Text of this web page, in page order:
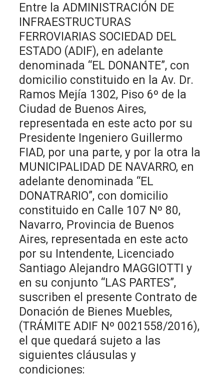
Entre la ADMINISTRACIÓN DE
INFRAESTRUCTURAS
FERROVIARIAS SOCIEDAD DEL
ESTADO (ADIF), en adelante
denominada “EL DONANTE”, con
domicilio constituido en la Av. Dr.
Ramos Mejía 1302, Piso 6º de la
Ciudad de Buenos Aires,
representada en este acto por su
Presidente Ingeniero Guillermo
FIAD, por una parte, y por la otra la
MUNICIPALIDAD DE NAVARRO, en
adelante denominada “EL
DONATRARIO”, con domicilio
constituido en Calle 107 Nº 80,
Navarro, Provincia de Buenos
Aires, representada en este acto
por su Intendente, Licenciado
Santiago Alejandro MAGGIOTTI y
en su conjunto “LAS PARTES”,
suscriben el presente Contrato de
Donación de Bienes Muebles,
(TRÁMITE ADIF Nº 0021558/2016),
el que quedará sujeto a las
siguientes cláusulas y
condiciones: